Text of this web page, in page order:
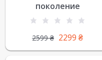
поколение
2599₴ 2299 ₴